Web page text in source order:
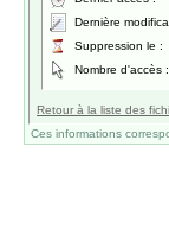
Dernière
Suppression le :
Nombre d'accès :
Retour à la liste des
Ces informations